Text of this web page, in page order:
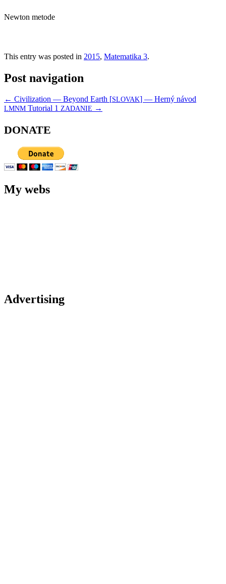
New­ton metode
This entry was posted in 2015, Matematika 3.
Post navigation
← Civilization — Beyond Earth [SLOVAK] — Herný návod
LMNM Tutorial 1 ZADANIE →
DONATE
My webs
Advertising